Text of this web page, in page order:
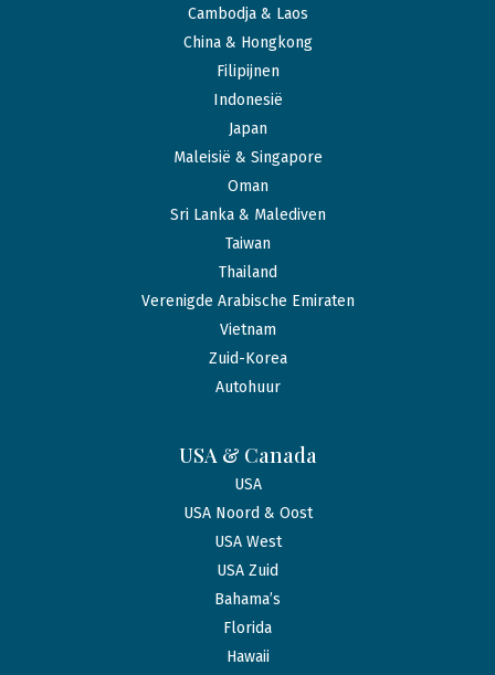
Cambodja & Laos
China & Hongkong
Filipijnen
Indonesië
Japan
Maleisië & Singapore
Oman
Sri Lanka & Malediven
Taiwan
Thailand
Verenigde Arabische Emiraten
Vietnam
Zuid-Korea
Autohuur
USA & Canada
USA
USA Noord & Oost
USA West
USA Zuid
Bahama’s
Florida
Hawaii